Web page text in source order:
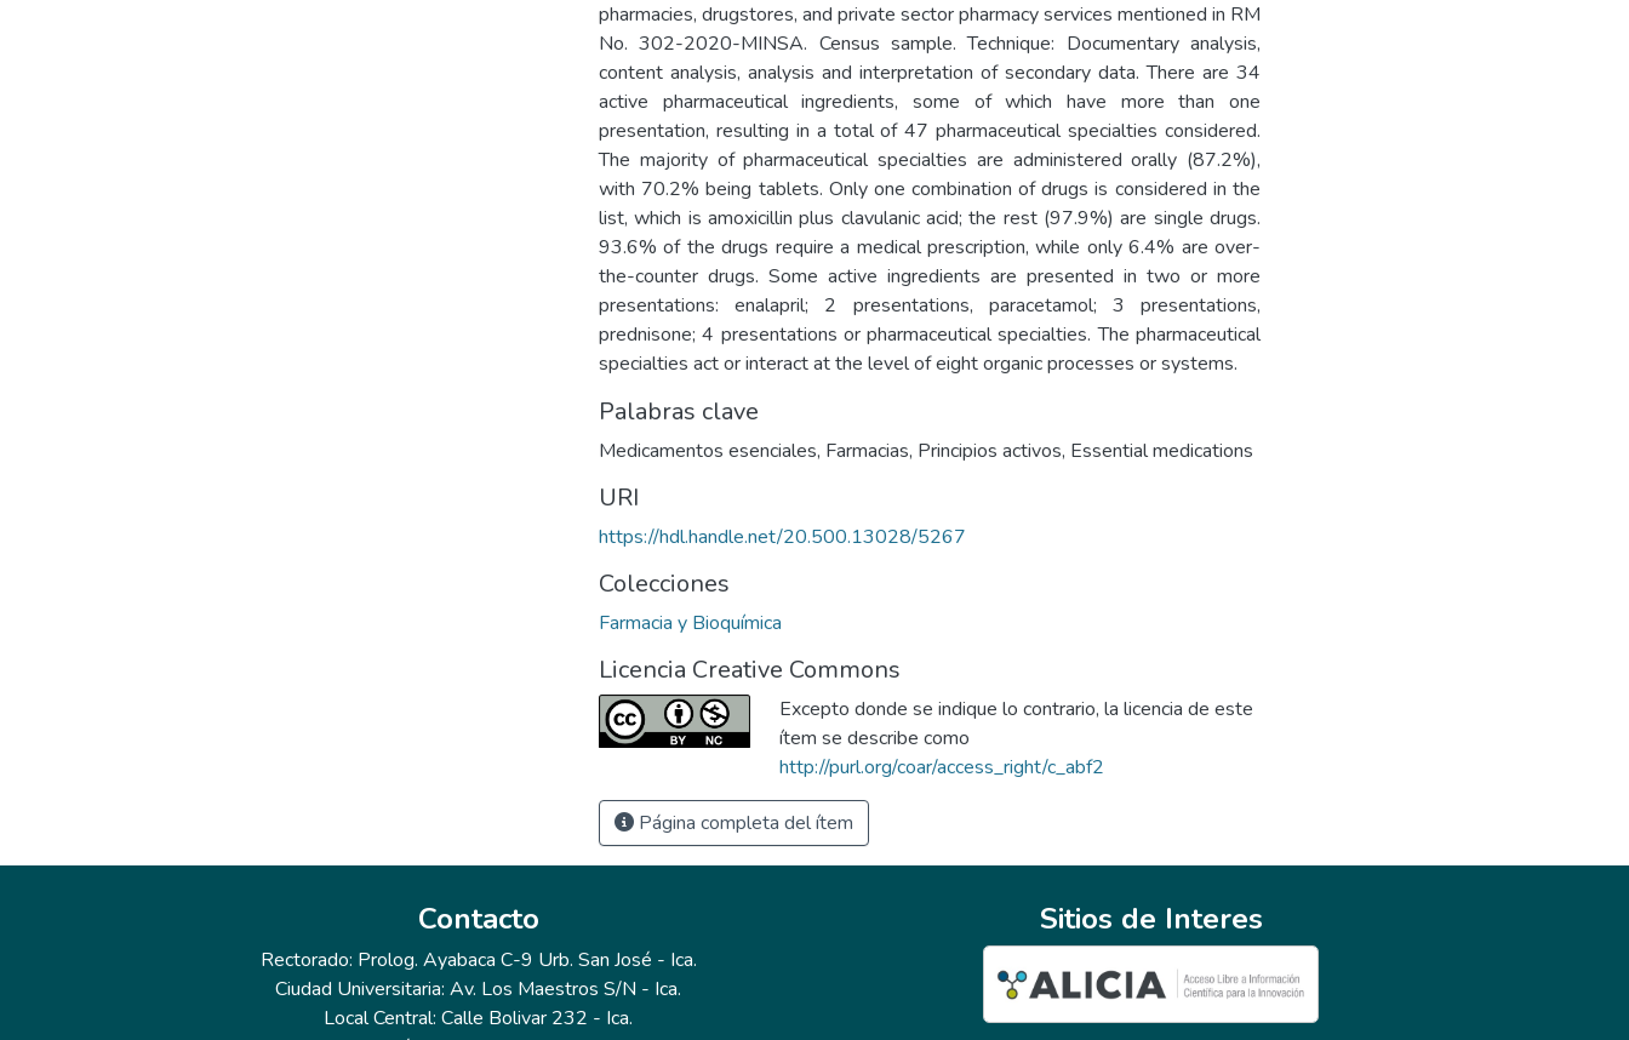
pharmacies, drugstores, and private sector pharmacy services mentioned in RM
No. 302-2020-MINSA. Census sample. Technique: Documentary analysis,
content analysis, analysis and interpretation of secondary data. There are 34
active pharmaceutical ingredients, some of which have more than one
presentation, resulting in a total of 47 pharmaceutical specialties considered.
The majority of pharmaceutical specialties are administered orally (87.2%),
with 70.2% being tablets. Only one combination of drugs is considered in the
list, which is amoxicillin plus clavulanic acid; the rest (97.9%) are single drugs.
93.6% of the drugs require a medical prescription, while only 6.4% are over-
the-counter drugs. Some active ingredients are presented in two or more
presentations: enalapril; 2 presentations, paracetamol; 3 presentations,
prednisone; 4 presentations or pharmaceutical specialties. The pharmaceutical
specialties act or interact at the level of eight organic processes or systems.
Palabras clave
Medicamentos esenciales, Farmacias, Principios activos, Essential medications
URI
https://hdl.handle.net/20.500.13028/5267
Colecciones
Farmacia y Bioquímica
Licencia Creative Commons
Excepto donde se indique lo contrario, la licencia de este
ítem se describe como
http://purl.org/coar/access_right/c_abf2
Página completa del ítem
Contacto
Rectorado: Prolog. Ayabaca C-9 Urb. San José - Ica.
Ciudad Universitaria: Av. Los Maestros S/N - Ica.
Local Central: Calle Bolivar 232 - Ica.
Sitios de Interes